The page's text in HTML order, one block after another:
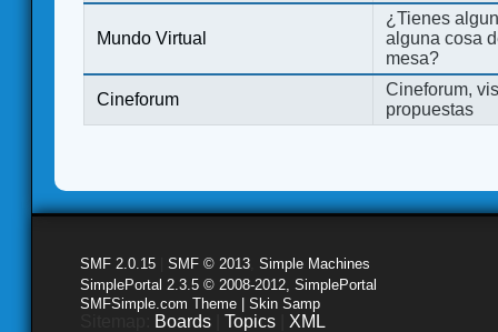
Mundo Virtual
¿Tienes
alguna cosa
mesa?
Cineforum
Cineforum,
propuestas
SMF 2.0.15 SMF © 2013 Simple Machines
SimplePortal 2.3.5 © 2008-2012, SimplePortal
SMFSimple.com Theme | Skin Samp
Boards Topics XML